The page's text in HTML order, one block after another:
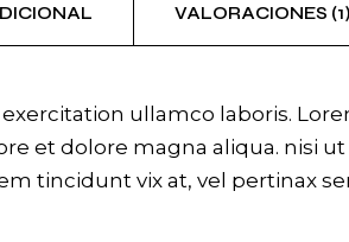
VALORACIONES (1)
ullamco laboris.
et dolore magna aliqua. nisi
tincidunt vix at, vel pertinax